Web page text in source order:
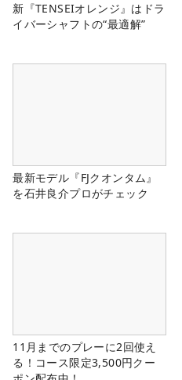
新『TENSEIオレンジ』はドラ
イバーシャフトの“最適解”
最新モデル『FJクオンタム』
を石井良介プロがチェック
11月までのプレーに2回使え
る！コース限定3,500円クー